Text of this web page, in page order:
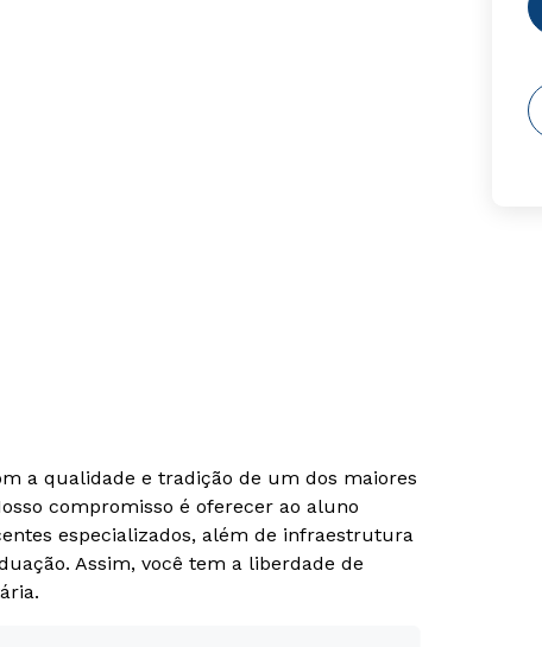
a qualidade e tradição de um dos maiores
compromisso é oferecer ao aluno
especializados, além de infraestrutura
Assim, você tem a liberdade de